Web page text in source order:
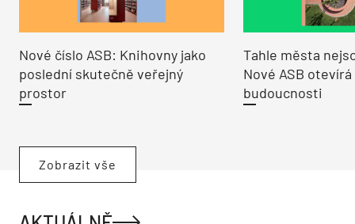
Nové číslo ASB: Knihovny jako
poslední skutečně veřejný
prostor
Tahle města
Nové ASB
budoucnosti
Zobrazit vše